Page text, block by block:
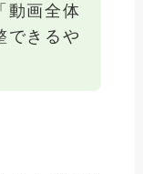
動画全体
できるや